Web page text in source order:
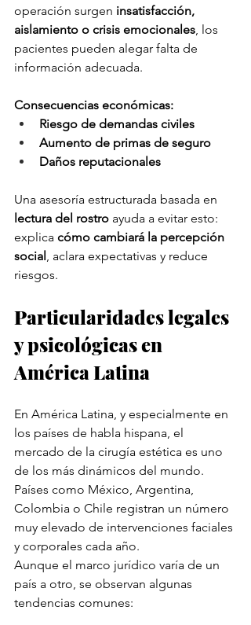
operación surgen insatisfacción,
aislamiento o crisis emocionales, los
pacientes pueden alegar falta de
información adecuada.
Consecuencias económicas:
Riesgo de demandas civiles
Aumento de primas de seguro
Daños reputacionales
Una asesoría estructurada basada en
lectura del rostro ayuda a evitar esto:
explica cómo cambiará la percepción
social, aclara expectativas y reduce
riesgos.
Particularidades legales
y psicológicas en
América Latina
En América Latina, y especialmente en
los países de habla hispana, el
mercado de la cirugía estética es uno
de los más dinámicos del mundo.
Países como México, Argentina,
Colombia o Chile registran un número
muy elevado de intervenciones faciales
y corporales cada año.
Aunque el marco jurídico varía de un
país a otro, se observan algunas
tendencias comunes: